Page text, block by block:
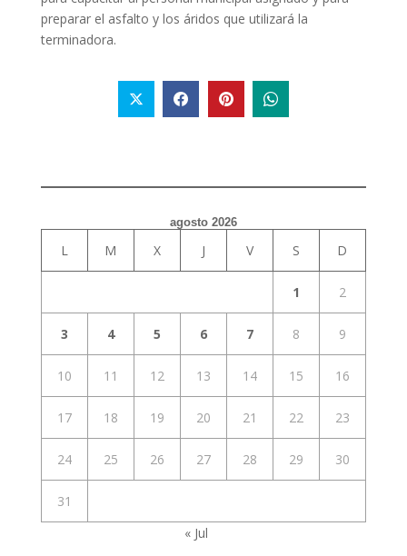
preparar el asfalto y los áridos que utilizará la
terminadora.
agosto 2026
L M X J V S D
1 2
3 4 5 6 7 8 9
10 11 12 13 14 15 16
17 18 19 20 21 22 23
24 25 26 27 28 29 30
31
« Jul